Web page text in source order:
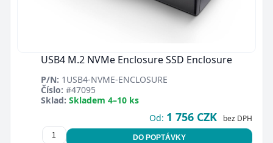
USB4 M.2 NVMe Enclosure SSD Enclosure
P/N: 1USB4-NVME-ENCLOSURE
Číslo: #47095
Sklad: Skladem 4–10 ks
Od: 1 756 CZK bez DPH
DO POPTÁVKY